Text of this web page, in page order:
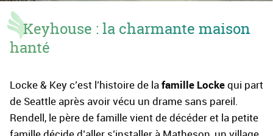
Keyhouse : la charmante maison
hanté
Locke & Key c’est l’histoire de la famille Locke qui part
de Seattle après avoir vécu un drame sans pareil.
Rendell, le père de famille vient de décéder et la petite